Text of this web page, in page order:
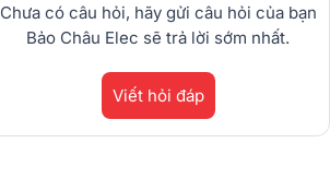
Chưa có câu hỏi, hãy gửi câu hỏi của bạn
Bảo Châu Elec sẽ trả lời sớm nhất.
Viết hỏi đáp